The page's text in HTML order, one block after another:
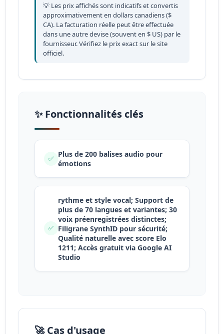
💡 Les prix affichés sont indicatifs et convertis
approximativement en dollars canadiens ($
CA). La facturation réelle peut être effectuée
dans une autre devise (souvent en $ US) par le
fournisseur. Vérifiez le prix exact sur le site
officiel.
✨ Fonctionnalités clés
✅ Plus de 200 balises audio pour
émotions
✅
rythme et style vocal; Support de
plus de 70 langues et variantes; 30
voix préenregistrées distinctes;
Filigrane SynthID pour sécurité;
Qualité naturelle avec score Elo
1211; Accès gratuit via Google AI
Studio
🚀 Cas d'usage